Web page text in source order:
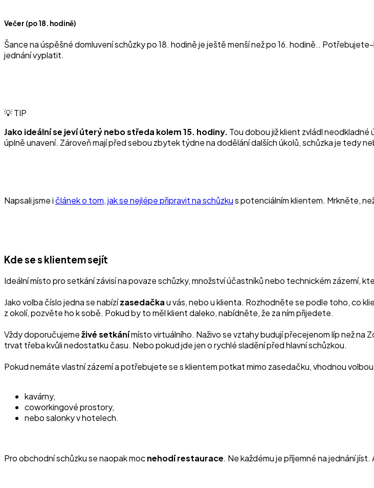
Večer (po 18. hodině)
Šance na úspěšné domluvení schůzky po 18. hodině je ještě menší než po 16. hodině..
jednání vyplatit.
💡 TIP
Jako ideální se jeví úterý nebo středa kolem 15. hodiny. Tou dobou již klient zvládl
úplně unavení. Zároveň mají před sebou zbytek týdne na dodělání dalších úkolů, schůzka je tedy
Napsali jsme i článek o tom, jak se nejlépe připravit na schůzkus potenciálním klientem. Mrkněte,
Kde se s klientem sejít
Ideální místo pro setkání závisí na povaze schůzky, množství účastníků nebo technickém zázemí,
Jako volba číslo jedna se nabízízasedačkau vás, nebo u klienta. Rozhodněte se podle toho, co
z okolí, pozvěte ho k sobě. Pokud by to měl klient daleko, nabídněte, že za ním přijedete.
Vždy doporučujemeživésetkánímísto virtuálního. Naživo se vztahy budují přecejenom líp než na
trvat třeba kvůli nedostatku času. Nebo pokud jde jen o rychlé sladění před hlavní schůzkou.
Pokud nemáte vlastní zázemí a potřebujete se s klientem potkat mimo zasedačku, vhodnou volbou
kavárny,
coworkingové prostory,
nebo salonky v hotelech.
Pro obchodní schůzku se naopak mocnehodírestaurace. Ne každému je příjemné na jednání